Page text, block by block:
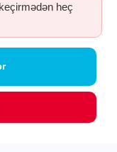
heç